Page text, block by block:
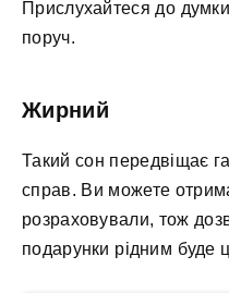
Прислухайтеся до
поруч.
Жирний
Такий сон передвіщає
справ. Ви можете
розраховували, тож
подарунки рідним буде